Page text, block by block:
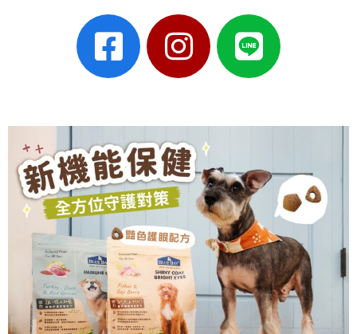
F
a
c
e
b
o
o
k
-
s
I
n
s
t
a
g
r
a
m
L
i
n
e